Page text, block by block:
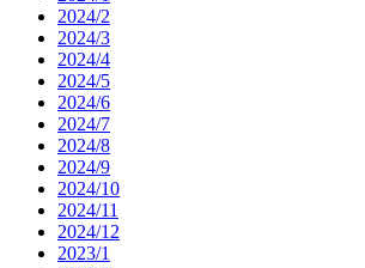
2024/2
2024/3
2024/4
2024/5
2024/6
2024/7
2024/8
2024/9
2024/10
2024/11
2024/12
2023/1